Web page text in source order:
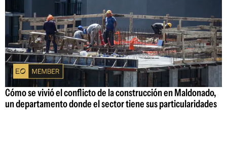
Cómo se vivió el conflicto de la construcción en Maldonado,
un departamento donde el sector tiene sus particularidades